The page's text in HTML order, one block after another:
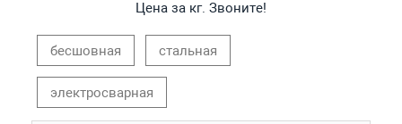
Цена за кг. Звоните!
бесшовная стальная
электросварная